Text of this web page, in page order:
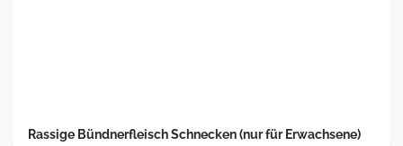
Rassige Bündnerfleisch Schnecken (nur für Erwachsene)